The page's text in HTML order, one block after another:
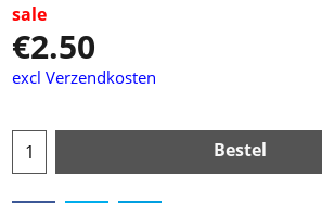
sale
€2.50
excl Verzendkosten
Bestel